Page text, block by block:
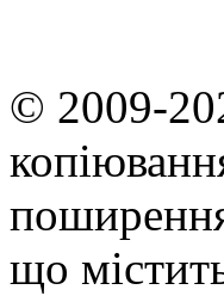
© 2009-
що